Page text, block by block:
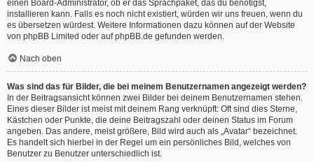
einen Board-Administrator, ob er das Sprachpaket, das du benötigst,
installieren kann. Falls es noch nicht existiert, würden wir uns freuen, wenn du
es übersetzen würdest. Weitere Informationen dazu können auf der Website
von phpBB Limited oder aufphpBB.de gefunden werden.
Nach oben
Was sind das für Bilder, die bei meinem Benutzernamen angezeigt werden?
In der Beitragsansicht können zwei Bilder bei deinem Benutzernamen stehen.
Eines dieser Bilder ist meist mit deinem Rang verknüpft: Oft sind dies Sterne,
Kästchen oder Punkte, die deine Beitragszahl oder deinen Status im Forum
angeben. Das andere, meist größere, Bild wird auch als „Avatar“ bezeichnet.
Es handelt sich hierbei in der Regel um ein persönliches Bild, welches von
Benutzer zu Benutzer unterschiedlich ist.